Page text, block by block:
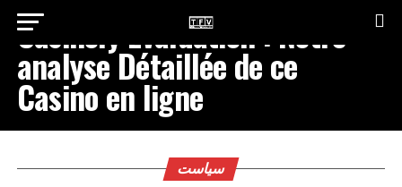
Casinoly Évaluation : Notre
analyse Détaillée de ce
Casino en ligne
سیاست